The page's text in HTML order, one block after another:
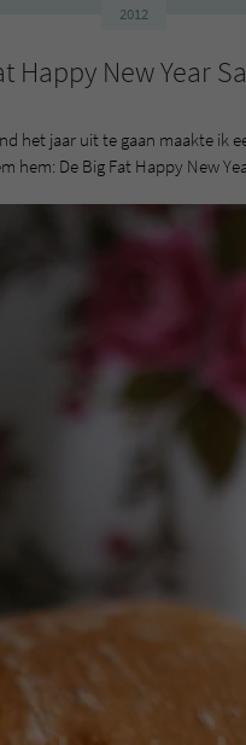
2012
Happy New Year
het jaar uit te gaan maakte ik
hem: De Big Fat Happy New